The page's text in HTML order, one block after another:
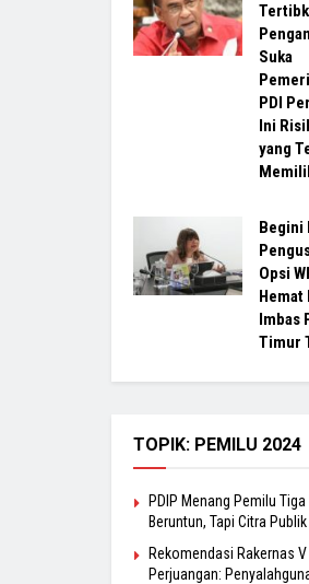
Suka
PDI
Ini
yang
Begini
Opsi
Hemat
Imbas
Timur
TOPIK: PEMILU 2024
PDIP Menang Pemilu Tiga
Beruntun, Tapi Citra
Rekomendasi Rakernas V
Perjuangan: